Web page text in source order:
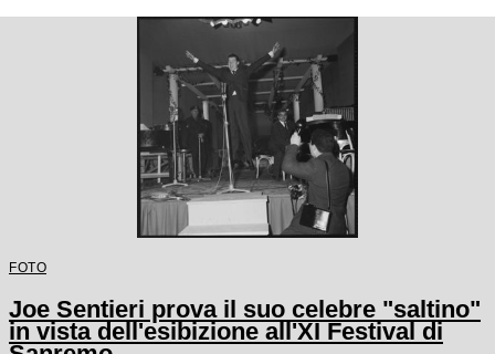
FOTO
Joe Sentieri prova il suo celebre "saltino"
in vista dell'esibizione all'XI Festival di